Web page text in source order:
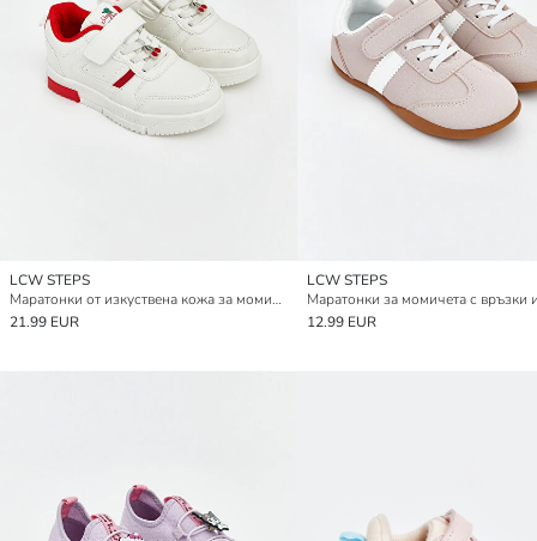
LCW STEPS
Маратонки от изкуствена кожа за момичета
21.99 EUR
LCW STEPS
12.99 EUR